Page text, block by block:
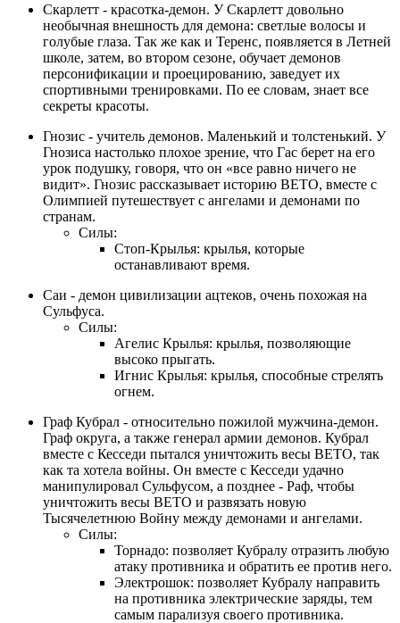
Скарлетт - красотка-демон. У Скарлетт довольно
необычная внешность для демона: светлые волосы и
голубые глаза. Так же как и Теренс, появляется в Летней
школе, затем, во втором сезоне, обучает демонов
персонификации и проецированию, заведует их
спортивными тренировками. По ее словам, знает все
секреты красоты.
Гнозис - учитель демонов. Маленький и толстенький. У
Гнозиса настолько плохое зрение, что Гас берет на его
урок подушку, говоря, что он «все равно ничего не
видит». Гнозис рассказывает историю ВЕТО, вместе с
Олимпией путешествует с ангелами и демонами по
странам.
Силы:
Стоп-Крылья: крылья, которые
останавливают время.
Саи - демон цивилизации ацтеков, очень похожая на
Сульфуса.
Силы:
Агелис Крылья: крылья, позволяющие
высоко прыгать.
Игнис Крылья: крылья, способные стрелять
огнем.
Граф Кубрал - относительно пожилой мужчина-демон.
Граф округа, а также генерал армии демонов. Кубрал
вместе с Кесседи пытался уничтожить весы ВЕТО, так
как та хотела войны. Он вместе с Кесседи удачно
манипулировал Сульфусом, а позднее - Раф, чтобы
уничтожить весы ВЕТО и развязать новую
Тысячелетнюю Войну между демонами и ангелами.
Силы:
Торнадо: позволяет Кубралу отразить любую
атаку противника и обратить ее против него.
Электрошок: позволяет Кубралу направить
на противника электрические заряды, тем
самым парализуя своего противника.